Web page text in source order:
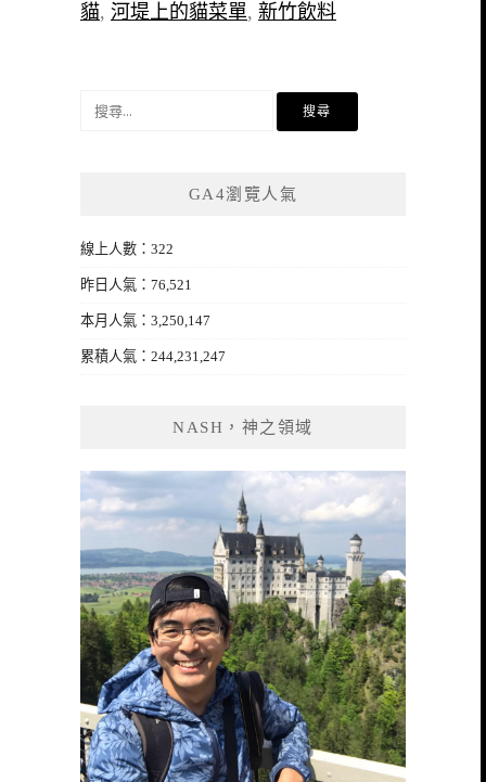
貓, 河堤上的貓菜單, 新竹飲料
GA4瀏覽人氣
線上人數：322
昨日人氣：76,521
本月人氣：3,250,147
累積人氣：244,231,247
NASH，神之領域